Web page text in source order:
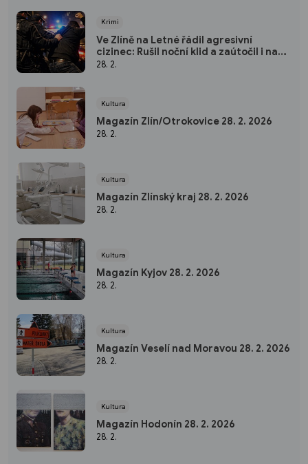
Krimi
Ve Zlíně na Letné řádil agresivní
cizinec: Rušil noční klid a zaútočil i na
strážníky
28. 2.
Kultura
Magazín Zlín/Otrokovice 28. 2. 2026
28. 2.
Kultura
Magazín Zlínský kraj 28. 2. 2026
28. 2.
Kultura
Magazín Kyjov 28. 2. 2026
28. 2.
Kultura
Magazín Veselí nad Moravou 28. 2. 2026
28. 2.
Kultura
Magazín Hodonín 28. 2. 2026
28. 2.